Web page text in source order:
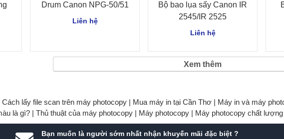
Drum Canon NPG-50/51
Liên hệ
Bộ bao lụa sấy Canon IR
2545/IR 2525
Liên hệ
Xem thêm
Cách lấy file scan trên máy photocopy | Mua máy in tại Cần Thơ | Máy in và máy
là gì? | Thủ thuật của máy photocopy | Máy photocopy | Máy photocopy chất lượng
Bạn muốn là người sớm nhất nhận khuyến mãi đặc biệt ?